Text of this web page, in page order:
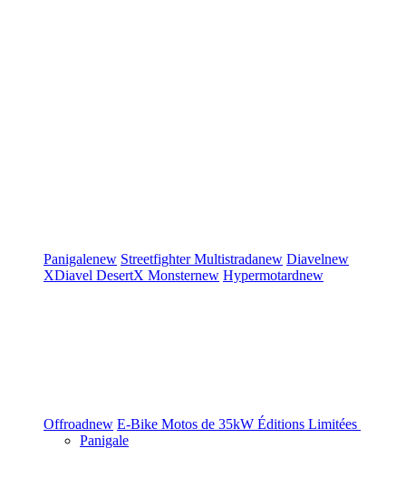
Panigalenew StreetfighterMultistradanew Diavelnew
XDiavel DesertX Monsternew Hypermotardnew
Offroadnew E-Bike Motos de 35kW Éditions Limitées
Panigale